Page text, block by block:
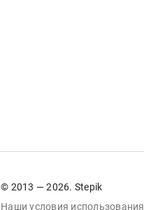
© 2013 — 2026. Stepik
Наши условия использования